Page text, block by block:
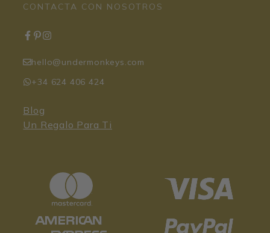
CONTACTA CON NOSOTROS
hello@undermonkeys.com
+34 624 406 424
Blog
Un Regalo Para Ti